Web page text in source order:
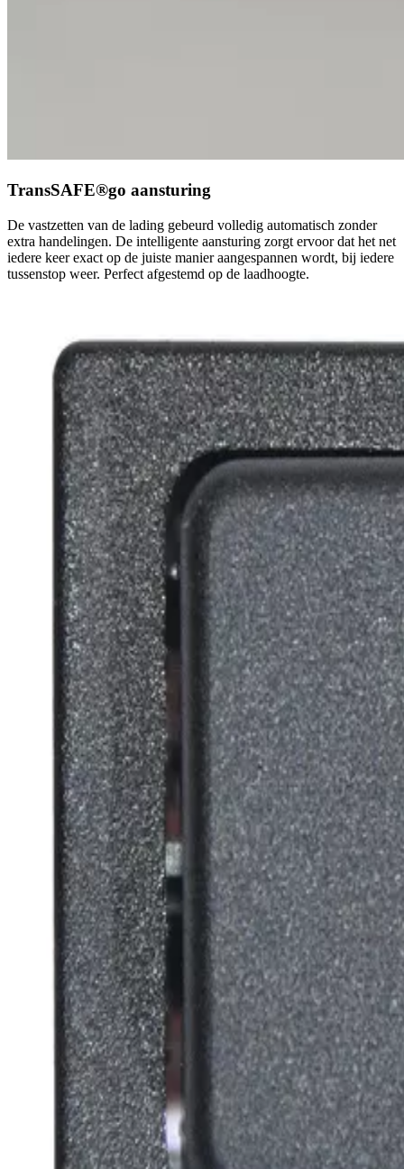
TransSAFE®go aansturing
De vastzetten van de lading gebeurd volledig automatisch zonder
extra handelingen. De intelligente aansturing zorgt ervoor dat het net
iedere keer exact op de juiste manier aangespannen wordt, bij iedere
tussenstop weer. Perfect afgestemd op de laadhoogte.